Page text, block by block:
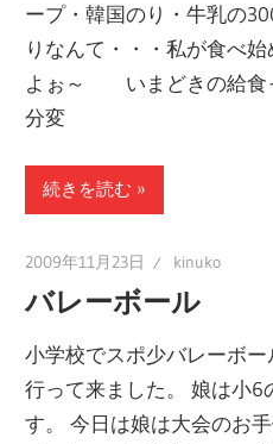
ープ・韓国のり・牛乳の
りなんて・・・私が食べ
よぉ～ いまどきの給食
分変
続きを読む
2009年11月23日 kinuko
バレーボール
小学校でスポ少バレーボ
行って来ました。 娘は小
す。 今日は娘は大会のお